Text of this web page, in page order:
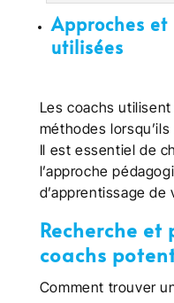
Approches
utilisées
Les coachs
méthodes
Il est essentiel de
l’approche
d’apprentissage de
Recherche et
coachs
Comment trouver